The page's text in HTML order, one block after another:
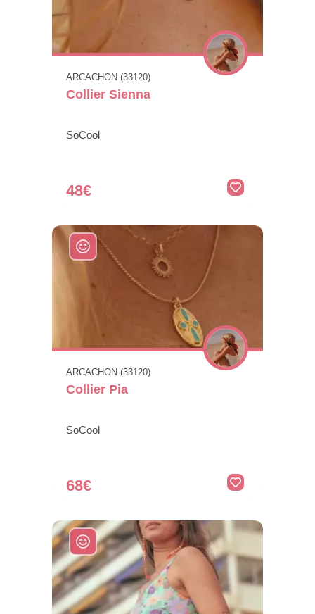
ARCACHON (33120)
Collier Sienna
SoCool
48€
ARCACHON (33120)
Collier Pia
SoCool
68€